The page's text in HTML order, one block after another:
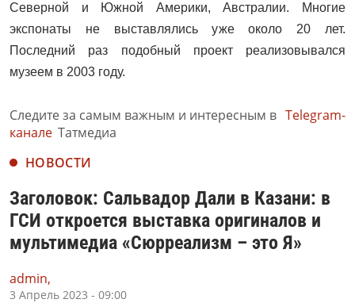
Северной и Южной Америки, Австралии. Многие
экспонаты не выставлялись уже около 20 лет.
Последний раз подобный проект реализовывался
музеем в 2003 году.
Следите за самым важным и интересным в Telegram-
канале Татмедиа
НОВОСТИ
Заголовок: Сальвадор Дали в Казани: в
ГСИ откроется выставка оригиналов и
мультимедиа «Сюрреализм – это Я»
admin,
3 Апрель 2023 - 09:00